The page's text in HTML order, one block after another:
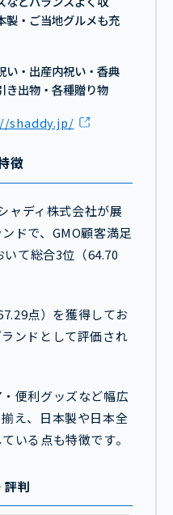
製・ご当地グルメも充
い・出産内祝い・香典
き出物・各種贈り物
shaddy.jp/
徴
ャディ株式会社が展
ドで、GMO顧客満足
て総合3位（64.70
点）を獲得してお
ンドとして評価され
便利グッズなど幅広
え、日本製や日本全
いる点も特徴です。
評判